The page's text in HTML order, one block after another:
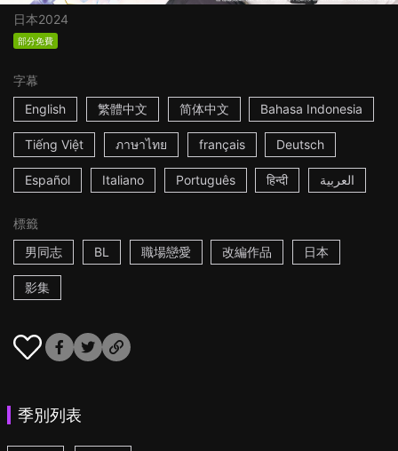
日本2024
部分免費
字幕
English
繁體中文 简体中文 Bahasa Indonesia
Tiếng Việt ภาษาไทย français Deutsch
Español Italiano Português हिन्दी العربية
標籤
男同志
BL 職場戀愛 改編作品 日本
影集
季別列表